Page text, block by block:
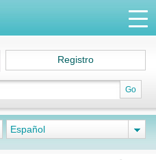
Go
Registro
Español